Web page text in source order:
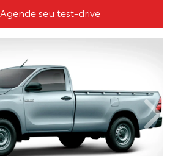
Agende seu test-drive